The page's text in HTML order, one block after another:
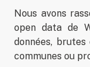
Nous avons
open data de
données,
communes ou